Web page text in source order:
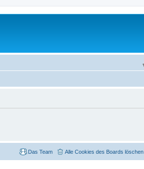
Alle Cookies des Boards löschen
Das Team